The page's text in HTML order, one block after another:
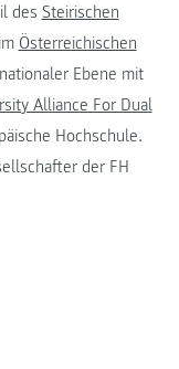
des Steirischen
Österreichischen
Ebene mit
Alliance For Dual
Hochschule.
der FH